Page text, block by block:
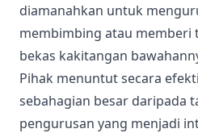
diamanahkan untuk
membimbing atau memberi
bekas kakitangan
Pihak menuntut secara
sebahagian besar daripada
pengurusan yang menjadi